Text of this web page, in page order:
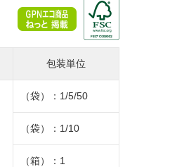
包装単位
（袋）：1/5/50
（袋）：1/10
（箱）：1